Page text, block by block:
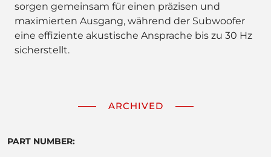
sorgen gemeinsam für einen präzisen und
maximierten Ausgang, während der Subwoofer
eine effiziente akustische Ansprache bis zu 30 Hz
sicherstellt.
ARCHIVED
PART NUMBER: